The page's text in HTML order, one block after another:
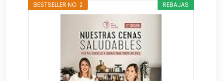
REBAJAS
BESTSELLER NO. 2